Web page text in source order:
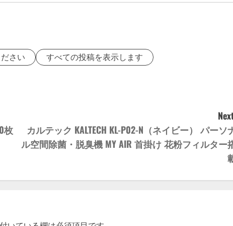
さい すべての投稿を表示します
枚
カルテック KALTECH KL-P02-N（ネイビー） パーソ
ル空間除菌・脱臭機 MY AIR 首掛け 花粉フィルター